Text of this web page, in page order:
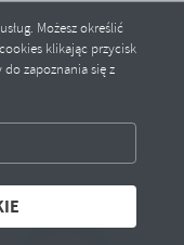
Możesz określić
klikając przycisk
zapoznania się z